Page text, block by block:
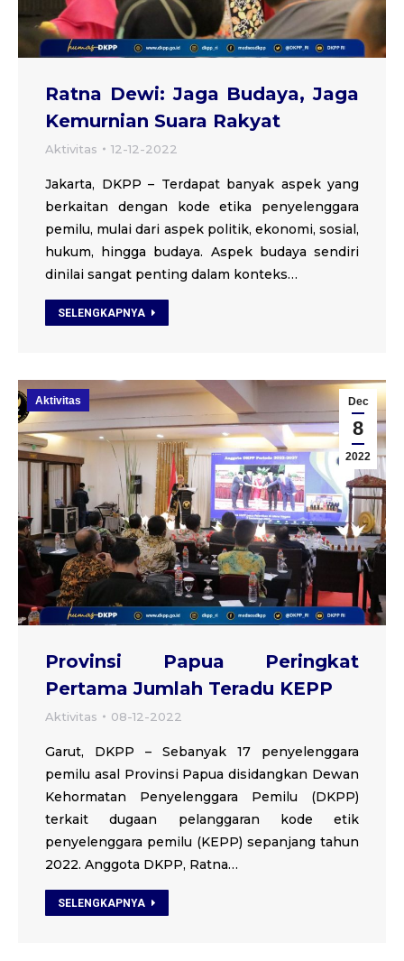
Ratna Dewi: Jaga Budaya, Jaga
Kemurnian Suara Rakyat
Aktivitas 12-12-2022
Jakarta, DKPP – Terdapat banyak aspek yang
berkaitan dengan kode etika penyelenggara
pemilu, mulai dari aspek politik, ekonomi, sosial,
hukum, hingga budaya. Aspek budaya sendiri
dinilai sangat penting dalam konteks…
SELENGKAPNYA
Dec
8
2022
Aktivitas
Provinsi Papua Peringkat
Pertama Jumlah Teradu KEPP
Aktivitas 08-12-2022
Garut, DKPP – Sebanyak 17 penyelenggara
pemilu asal Provinsi Papua disidangkan Dewan
Kehormatan Penyelenggara Pemilu (DKPP)
terkait dugaan pelanggaran kode etik
penyelenggara pemilu (KEPP) sepanjang tahun
2022. Anggota DKPP, Ratna…
SELENGKAPNYA